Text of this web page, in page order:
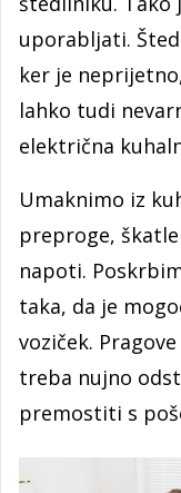
uporabljati.
ker je
lahko tudi
električna
Umaknimo iz
preproge,
napoti.
taka, da je
voziček.
treba nujno
premostiti s